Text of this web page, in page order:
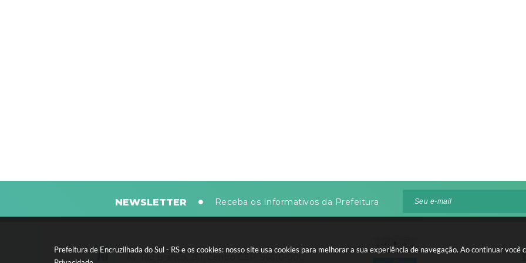
Prefeitura de Encruzilhada do Sul - RS e os cookies: nosso site usa cookies para melhorar a sua experiência de navegação. Ao continuar você
NEWSLETTER Receba os Informativos da Prefeitura
Av. Rio Branco, 261, Centro CEP: 96610-000